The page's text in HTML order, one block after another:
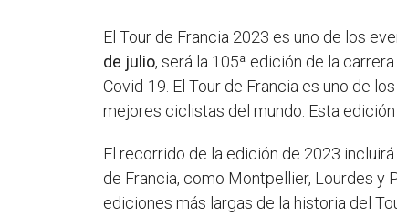
El Tour de Francia 2023 es uno de los
de julio, será la 105ª edición de la
Covid-19. El Tour de Francia es uno de
mejores ciclistas del mundo. Esta
El recorrido de la edición de 2023
de Francia, como Montpellier, Lourdes y
ediciones más largas de la historia del